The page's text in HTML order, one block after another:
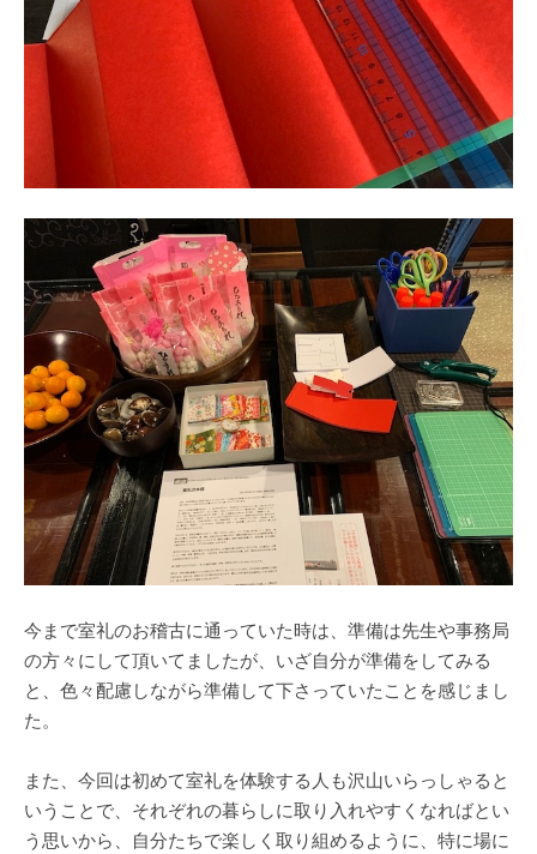
今まで室礼のお稽古に通っていた時は、準備は先生や事務局
の方々にして頂いてましたが、いざ自分が準備をしてみる
と、色々配慮しながら準備して下さっていたことを感じまし
た。
また、今回は初めて室礼を体験する人も沢山いらっしゃると
いうことで、それぞれの暮らしに取り入れやすくなればとい
う思いから、自分たちで楽しく取り組めるように、特に場に